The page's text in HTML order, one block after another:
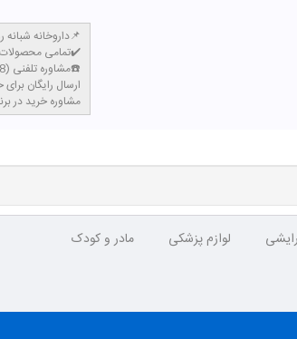
داروخانه شبانه روزی دکتر رویا میرنظامی📌
تمامی محصولات دارای برچسب اصالت کالا و سیب سلامت میباشند✔️
مشاوره تلفنی (8 تا 16) : 02165389693☎️
​ارسال رایگان برای خرید های
مشاوره خرید در برنامه بله :
لوازم پزشکی مادر و کودک